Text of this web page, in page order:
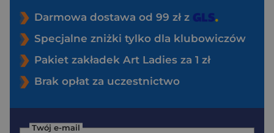
Darmowa dostawa od 99 zł z
Specjalne zniżki tylko dla klubowiczów
Pakiet zakładek Art Ladies za 1 zł
Brak opłat za uczestnictwo
Twój e-mail